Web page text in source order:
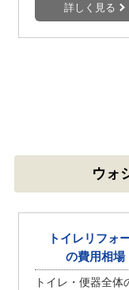
詳しく見る
ウォ
トイレリフォ
の費用相場
トイレ・便器全体